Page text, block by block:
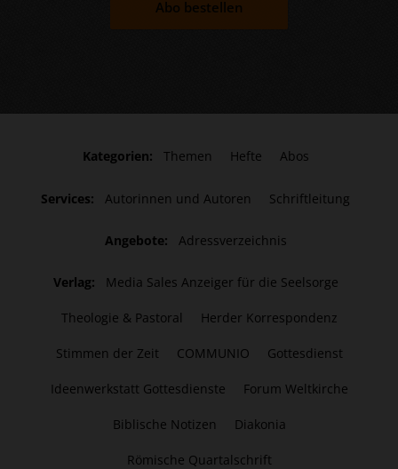
Abo bestellen
Kategorien: Themen Hefte Abos
Services: Autorinnen und Autoren Schriftleitung
Angebote: Adressverzeichnis
Verlag: Media Sales Anzeiger für die Seelsorge
Theologie & Pastoral Herder Korrespondenz
Stimmen der Zeit COMMUNIO Gottesdienst
Ideenwerkstatt Gottesdienste Forum Weltkirche
Biblische Notizen Diakonia
Römische Quartalschrift